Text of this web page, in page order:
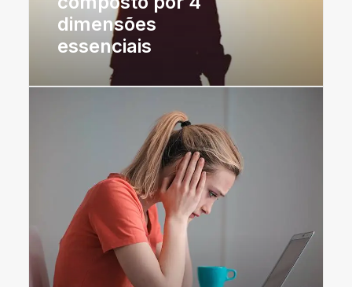
dimensões
essenciais